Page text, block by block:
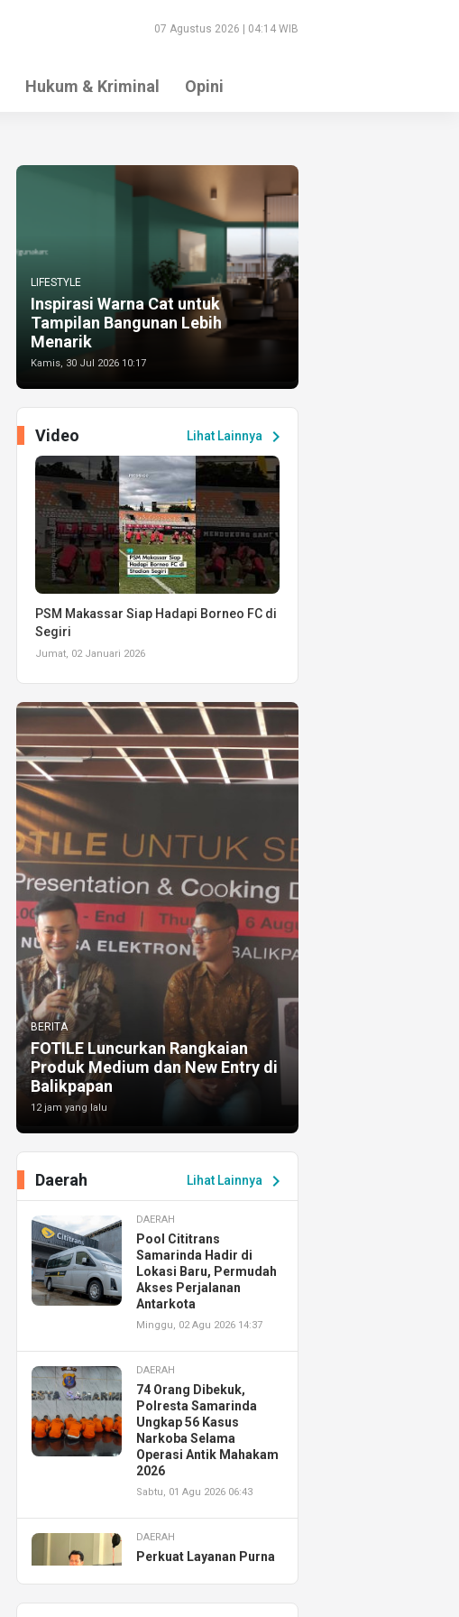
07 Agustus 2026 | 04:14 WIB
Hukum & Kriminal Opini
LIFESTYLE
Inspirasi Warna Cat untuk
Tampilan Bangunan Lebih
Menarik
Kamis, 30 Jul 2026 10:17
Lihat Lainnya chevron_right
Video
PSM Makassar Siap Hadapi Borneo FC di
Segiri
Jumat, 02 Januari 2026
BERITA
FOTILE Luncurkan Rangkaian
Produk Medium dan New Entry di
Balikpapan
12 jam yang lalu
Lihat Lainnya chevron_right
Daerah
DAERAH
Pool Cititrans
Samarinda Hadir di
Lokasi Baru, Permudah
Akses Perjalanan
Antarkota
Minggu, 02 Agu 2026 14:37
DAERAH
74 Orang Dibekuk,
Polresta Samarinda
Ungkap 56 Kasus
Narkoba Selama
Operasi Antik Mahakam
2026
Sabtu, 01 Agu 2026 06:43
DAERAH
Perkuat Layanan Purna
Resmikan AHASS